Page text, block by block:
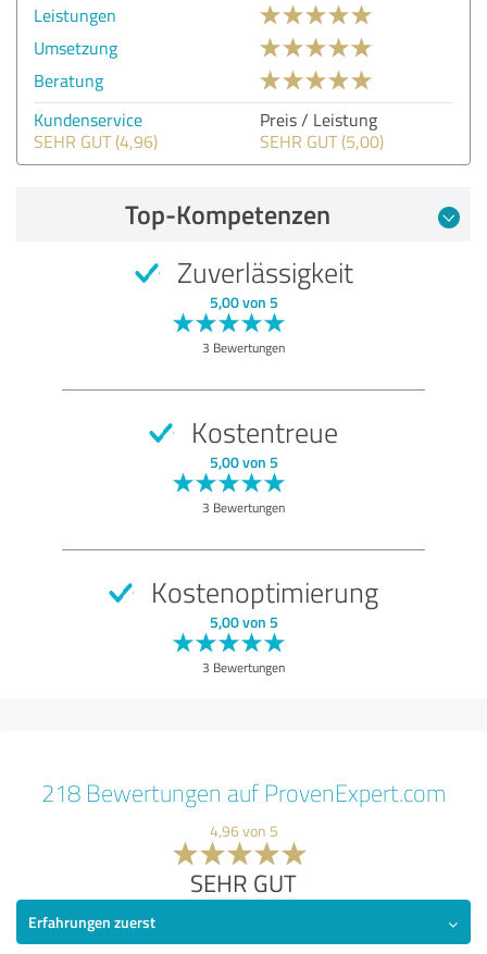
Leistungen
Umsetzung
Beratung
Kundenservice
SEHR GUT (4,96)
Preis / Leistung
SEHR GUT (5,00)
Top-Kompetenzen
Zuverlässigkeit
5,00 von 5
3 Bewertungen
Kostentreue
5,00 von 5
3 Bewertungen
Kostenoptimierung
5,00 von 5
3 Bewertungen
218 Bewertungen auf ProvenExpert.com
4,96 von 5
SEHR GUT
Erfahrungen zuerst